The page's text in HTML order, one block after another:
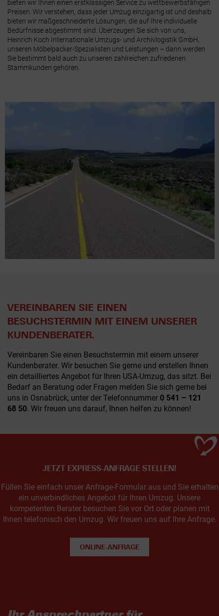
bieten wir Ihnen einen erstklassigen Service zu wettbewerbsfähigen
Preisen. Wir verstehen, dass jeder Umzug einzigartig ist und deshalb
bieten wir maßgeschneiderte Lösungen, die auf Ihre individuelle
Bedürfnisse abgestimmt sind. Überzeugen Sie sich von uns,
Heinrich Koch Internationale Umzugs- und Archivlogistik GmbH,
unseren Möbelpacker-Spezialisten und Leistungen – dann werden
Sie bestimmt bald auch zu unseren zahlreichen zufriedenen
Stammkunden gehören.
VEREINBAREN SIE EINEN
BESUCHSTERMIN MIT EINEM UNSERER
KUNDENBERATER.
Vereinbaren Sie einen Besuchstermin mit einem unserer
Kundenberater. Wir besuchen Sie gerne und erstellen Ihnen
ein detailliertes Angebot für Ihren USA-Umzug, das sitzt. Bei
Bedarf an Beratung oder Fragen melden Sie sich gerne bei
uns in Osnabrück, unter der Telefonnummer 0 541 – 121
68 50. Wir freuen uns darauf, Ihnen helfen zu können!
JETZT EXPRESS-ANFRAGE STELLEN!
Füllen Sie einfach unser Anfrage-Formular aus und Sie erhalten
ein unverbindliches Angebot für Ihren Umzug. Unsere
kompetenten Berater besuchen Sie vor Ort oder planen mit
Ihnen telefonisch den Umzug. Wir freuen uns auf Ihre Anfrage.
ONLINE-ANFRAGE